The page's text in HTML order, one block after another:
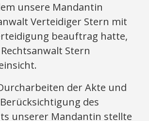
unsere Mandantin
Verteidiger Stern mit
beauftrag hatte,
Stern
der Akte und
des
unserer Mandantin stellte